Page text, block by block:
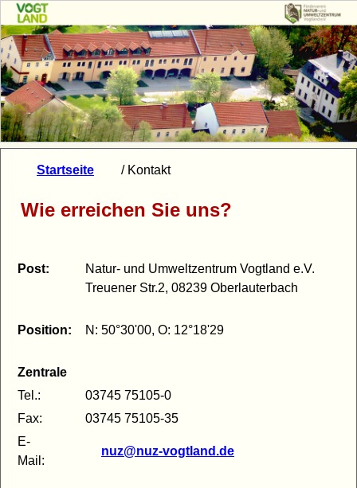
Startseite / Kontakt
Wie erreichen Sie uns?
Post:
Natur- und Umweltzentrum Vogtland e.V.
Treuener Str.2, 08239 Oberlauterbach
Position: N: 50°30'00, O: 12°18'29
Zentrale
Tel.:
03745 75105-0
Fax:
03745 75105-35
E-
Mail:
nuz@nuz-vogtland.de